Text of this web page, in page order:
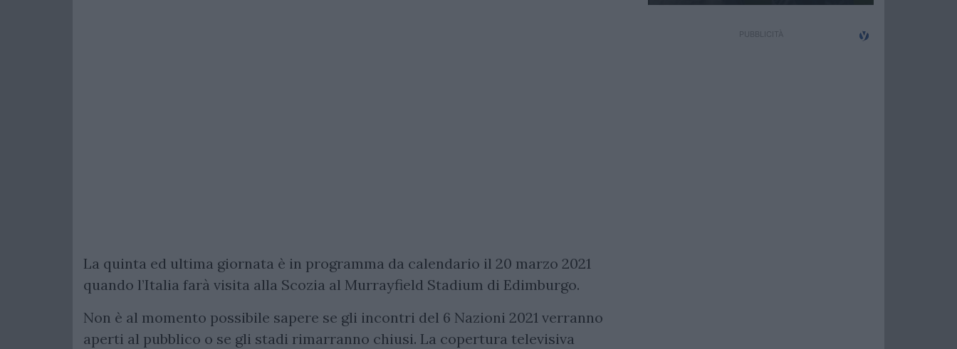
La quinta ed ultima giornata è in programma da calendario il 20 marzo 2021
quando l’Italia farà visita alla Scozia al Murrayfield Stadium di Edimburgo.
Non è al momento possibile sapere se gli incontri del 6 Nazioni 2021 verranno
aperti al pubblico o se gli stadi rimarranno chiusi. La copertura televisiva